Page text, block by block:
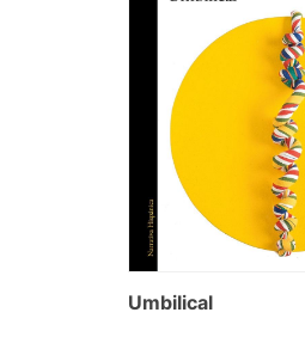
Umbilical